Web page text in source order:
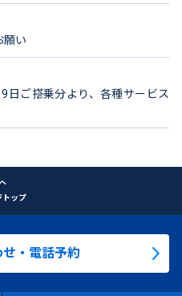
願い
日ご搭乗分より、各種サービス
トップ
・電話予約